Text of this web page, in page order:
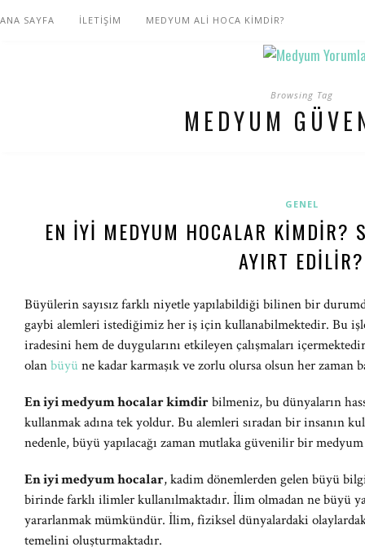
ANA SAYFA İLETİŞİM MEDYUM ALİ HOCA KİMDİR?
Browsing Tag
MEDYUM
GENEL
EN İYI MEDYUM HOCALAR KIMDIR?
AYIRT EDILIR?
Büyülerin sayısız farklı niyetle yapılabildiği bilinen bir
gaybi alemleri istediğimiz her iş için kullanabilmektedir. Bu
iradesini hem de duygularını etkileyen çalışmaları
olanbüyü ne kadar karmaşık ve zorlu olursa olsun her zaman
En iyi medyum hocalar kimdirbilmeniz, bu dünyaların
kullanmak adına tek yoldur. Bu alemleri sıradan bir insanın
nedenle, büyü yapılacağı zaman mutlaka güvenilir bir
En iyi medyum hocalar, kadim dönemlerden gelen büyü
birinde farklı ilimler kullanılmaktadır. İlim olmadan ne büyü
yararlanmak mümkündür. İlim, fiziksel dünyalardaki
temelini oluşturmaktadır.